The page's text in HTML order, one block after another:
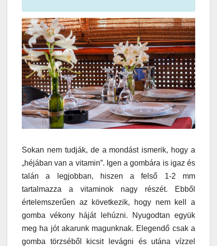
Sokan nem tudják, de a mondást ismerik, hogy a
„héjában van a vitamin”. Igen a gombára is igaz és
talán a legjobban, hiszen a felső 1-2 mm
tartalmazza a vitaminok nagy részét. Ebből
értelemszerűen az következik, hogy nem kell a
gomba vékony háját lehúzni. Nyugodtan együk
meg ha jót akarunk magunknak. Elegendő csak a
gomba törzséből kicsit levágni és utána vízzel